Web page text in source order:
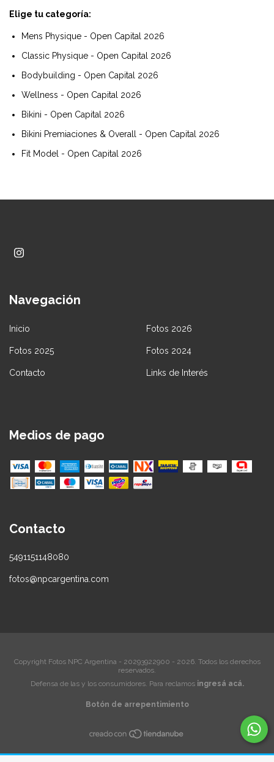
Elige tu categoría:
Mens Physique - Open Capital 2026
Classic Physique - Open Capital 2026
Bodybuilding - Open Capital 2026
Wellness - Open Capital 2026
Bikini - Open Capital 2026
Bikini Premiaciones & Overall - Open Capital 2026
Fit Model - Open Capital 2026
Navegación
Inicio Fotos 2026
Fotos 2025 Fotos 2024
Contacto Links de Interés
Medios de pago
Contacto
5491151148080
fotos@npcargentina.com
Copyright Fotos NPC Argentina - 20293922900 - 2026. Todos los derechos
reservados.
Defensa de las y los consumidores. Para reclamos ingresá acá.
Botón de arrepentimiento